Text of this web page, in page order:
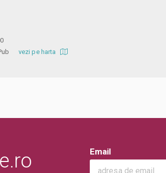
Pub vezi pe harta
Email